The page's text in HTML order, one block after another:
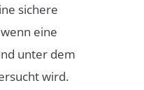
sichere
eine
unter dem
wird.